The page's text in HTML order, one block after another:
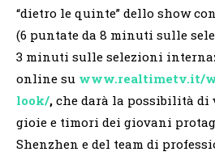
“dietro le quinte” dello show
(6 puntate da 8 minuti sulle
3 minuti sulle selezioni
online su www.realtimetv.it/
look/, che darà la possibilità di
gioie e timori dei giovani
Shenzhen e del team di